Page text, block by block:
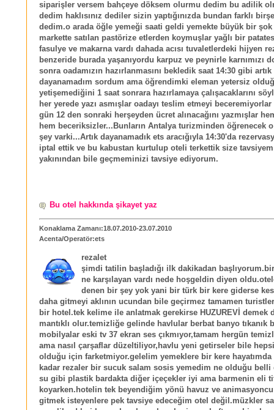
siparişler versem bahçeye döksem olurmu dedim bu adilik
dedim haklısınız dediler sizin yaptığınızda bundan farklı
dedim.o arada öğle yemeği saati geldi yemekte büyük bir şok
markette satılan pastörize etlerden koymuşlar yağlı bir
fasulye ve makarna vardı dahada acısı tuvaletlerdeki hijyen
benzeride burada yaşanıyordu karpuz ve peynirle karnımızı
sonra oadamızın hazırlanmasını bekledik saat 14:30 gibi artık
dayanamadım sordum ama öğrendimki eleman yetersiz
yetişemediğini 1 saat sonrara hazırlamaya çalışacaklarını
her yerede yazı asmışlar oadayı teslim etmeyi
gün 12 den sonraki herşeyden ücret alınacağını yazmışlar
hem beceriksizler...Bunların Antalya turizminden öğrenecek
şey varki...Artık dayanamadık ets aracığıyla 14:30'da
iptal ettik ve bu kabustan kurtulup oteli terkettik size
yakınından bile geçmeminizi tavsiye ediyorum.
Bu otel hakkında şikayet yaz
Konaklama Zamanı:18.07.2010-23.07.2010
Acenta/Operatör:ets
rezalet
şimdi tatilin başladığı ilk dakikadan
ne karşılayan vardı nede hoşgeldin diyen
denen bir şey yok yani bir türk bir kere giderse
daha gitmeyi aklının ucundan bile geçirmez tamamen
bir hotel.tek kelime ile anlatmak gerekirse HUZUREVİ demek
mantıklı olur.temizliğe gelinde havlular berbat banyo tıkanık
mobilyalar eski tv 37 ekran ses çıkmıyor,tamam hergün
ama nasıl çarşaflar düzeltiliyor,havlu yeni getirseler bile hepsi
olduğu için farketmiyor.gelelim yemeklere bir kere
kadar rezaler bir sucuk salam sosis yemedim ne olduğu
su gibi plastik bardakta diğer içeçekler iyi ama barmenin eli
koyarken.hotelin tek beyendiğim yönü havuz ve
gitmek isteyenlere pek tavsiye edeceğim otel değil.müzkler